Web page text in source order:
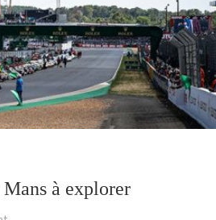
Mans à explorer